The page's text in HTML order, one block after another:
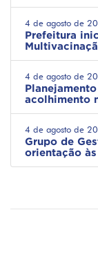
4 de agosto de
Prefeitura
4 de agosto de
acolhimento
4 de agosto de
Grupo de
orientação